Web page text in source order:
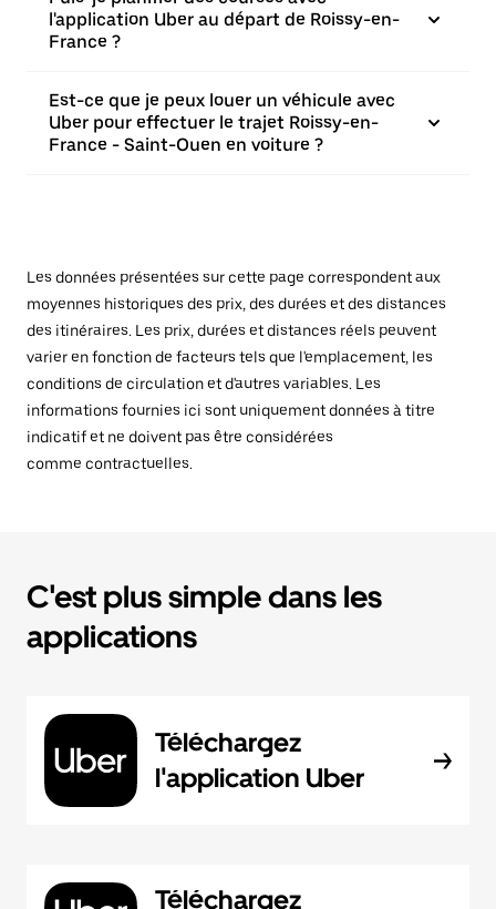
l'application Uber au départ de Roissy-en-
France ?
Est-ce que je peux louer un véhicule avec
Uber pour effectuer le trajet Roissy-en-
France - Saint-Ouen en voiture ?
Les données présentées sur cette page correspondent aux
moyennes historiques des prix, des durées et des distances
des itinéraires. Les prix, durées et distances réels peuvent
varier en fonction de facteurs tels que l'emplacement, les
conditions de circulation et d'autres variables. Les
informations fournies ici sont uniquement données à titre
indicatif et ne doivent pas être considérées
comme contractuelles.
C'est plus simple dans les
applications
Téléchargez
l'application Uber
Téléchargez